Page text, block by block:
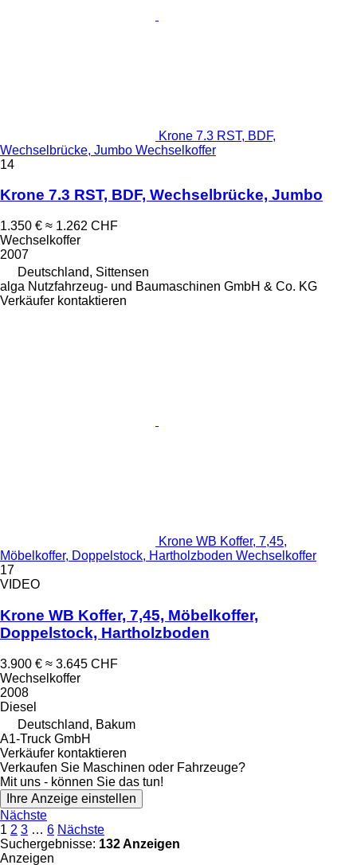
Krone 7.3 RST, BDF,
Wechselbrücke, Jumbo Wechselkoffer
14
Krone 7.3 RST, BDF, Wechselbrücke, Jumbo
1.350 € ≈ 1.262 CHF
Wechselkoffer
2007
Deutschland, Sittensen
alga Nutzfahrzeug- und Baumaschinen GmbH & Co. KG
Verkäufer kontaktieren
Krone WB Koffer, 7,45,
Möbelkoffer, Doppelstock, Hartholzboden Wechselkoffer
17
VIDEO
Krone WB Koffer, 7,45, Möbelkoffer,
Doppelstock, Hartholzboden
3.900 € ≈ 3.645 CHF
Wechselkoffer
2008
Diesel
Deutschland, Bakum
A1-Truck GmbH
Verkäufer kontaktieren
Verkaufen Sie Maschinen oder Fahrzeuge?
Mit uns - können Sie das tun!
Ihre Anzeige einstellen
Nächste
1 2 3 … 6 Nächste
Suchergebnisse: 132 Anzeigen
Anzeigen